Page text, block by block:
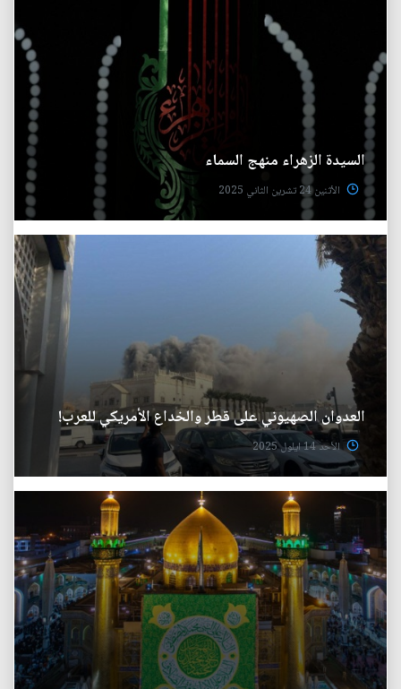
السيدة الزهراء منهج السماء
الأثنين 24 تشرين الثاني 2025
العدوان الصهيوني على قطر والخداع الأمريكي للعرب!
الأحد 14 ايلول 2025